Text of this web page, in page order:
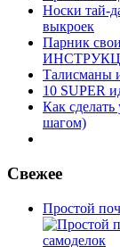
Носки тай-
выкроек
Парник
Талисманы
10 SUPER
Как
шагом)
Свежее
Простой